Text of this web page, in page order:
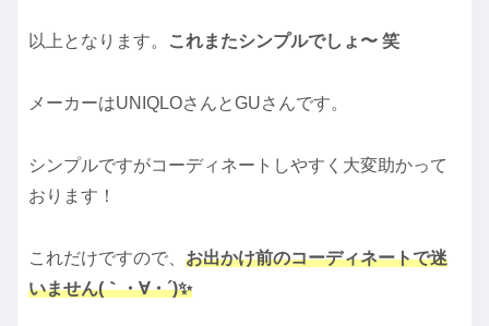
以上となります。 これまたシンプルでしょ〜 笑
メーカーはUNIQLOさんとGUさんです。
シンプルですがコーディネートしやすく大変助かって
おります！
これだけですので、 お出かけ前のコーディネートで迷
いません(｀・∀・´)✨